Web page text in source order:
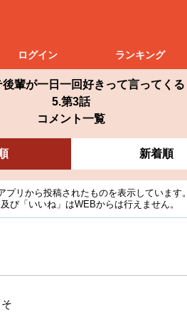
ログイン ランキング
後輩が一日一回好きって言ってくる
5.第3話
コメント一覧
新着順
プリから投稿されたものを表示しています。
及び「いいね」はWEBからは行えません。